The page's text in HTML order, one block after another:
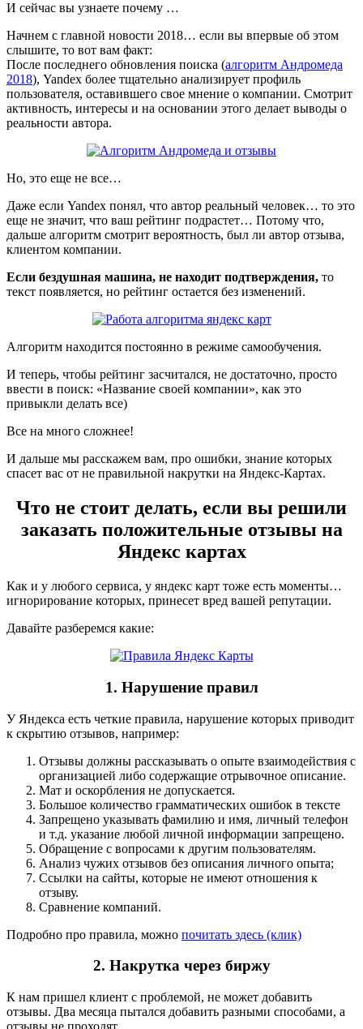
И сейчас вы узнаете почему …
Начнем с главной новости 2018… если вы впервые об этом
слышите, то вот вам факт:
После последнего обновления поиска (алгоритм Андромеда
2018), Yandex более тщательно анализирует профиль
пользователя, оставившего свое мнение о компании. Смотрит
активность, интересы и на основании этого делает выводы о
реальности автора.
Но, это еще не все…
Даже если Yandex понял, что автор реальный человек… то это
еще не значит, что ваш рейтинг подрастет… Потому что,
дальше алгоритм смотрит вероятность, был ли автор отзыва,
клиентом компании.
Если бездушная машина, не находит подтверждения, то
текст появляется, но рейтинг остается без изменений.
Алгоритм находится постоянно в режиме самообучения.
И теперь, чтобы рейтинг засчитался, не достаточно, просто
ввести в поиск: «Название своей компании», как это
привыкли делать все)
Все на много сложнее!
И дальше мы расскажем вам, про ошибки, знание которых
спасет вас от не правильной накрутки на Яндекс-Картах.
Что не стоит делать, если вы решили
заказать положительные отзывы на
Яндекс картах
Как и у любого сервиса, у яндекс карт тоже есть моменты…
игнорирование которых, принесет вред вашей репутации.
Давайте разберемся какие:
1. Нарушение правил
У Яндекса есть четкие правила, нарушение которых приводит
к скрытию отзывов, например:
Отзывы должны рассказывать о опыте взаимодействия с
организацией либо содержащие отрывочное описание.
Мат и оскорбления не допускается.
Большое количество грамматических ошибок в тексте
Запрещено указывать фамилию и имя, личный телефон
и т.д. указание любой личной информации запрещено.
Обращение с вопросами к другим пользователям.
Анализ чужих отзывов без описания личного опыта;
Ссылки на сайты, которые не имеют отношения к
отзыву.
Сравнение компаний.
Подробно про правила, можно почитать здесь (клик)
2. Накрутка через биржу
К нам пришел клиент с проблемой, не может добавить
отзывы. Два месяца пытался добавить разными способами, а